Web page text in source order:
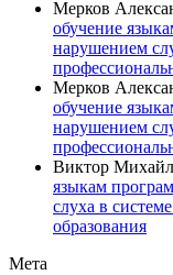
Мерков
обучение
нарушением
Мерков
обучение
нарушением
Виктор
языкам
слуха в
образования
Мета